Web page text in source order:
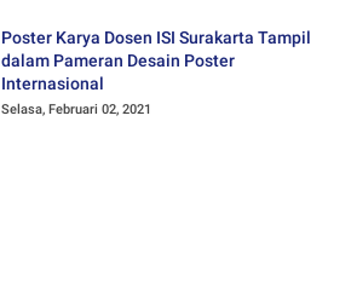
Poster Karya Dosen ISI Surakarta Tampil
dalam Pameran Desain Poster
Internasional
Selasa, Februari 02, 2021